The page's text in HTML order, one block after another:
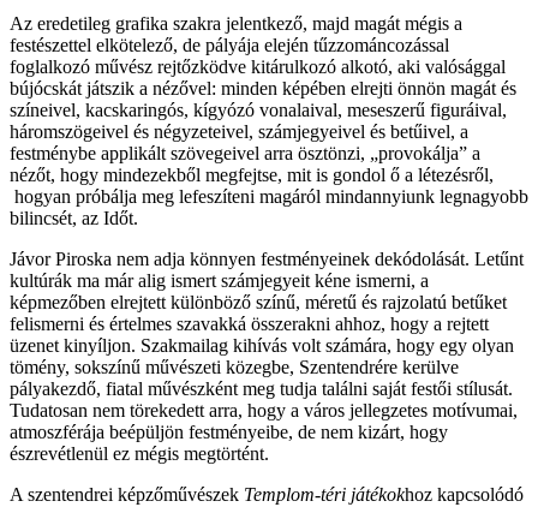
Az eredetileg grafika szakra jelentkező, majd magát mégis a
festészettel elkötelező, de pályája elején tűzzománcozással
foglalkozó művész rejtőzködve kitárulkozó alkotó, aki valósággal
bújócskát játszik a nézővel: minden képében elrejti önnön magát és
színeivel, kacskaringós, kígyózó vonalaival, meseszerű figuráival,
háromszögeivel és négyzeteivel, számjegyeivel és betűivel, a
festménybe applikált szövegeivel arra ösztönzi, „provokálja” a
nézőt, hogy mindezekből megfejtse, mit is gondol ő a létezésről,
hogyan próbálja meg lefeszíteni magáról mindannyiunk legnagyobb
bilincsét, az Időt.
Jávor Piroska nem adja könnyen festményeinek dekódolását. Letűnt
kultúrák ma már alig ismert számjegyeit kéne ismerni, a
képmezőben elrejtett különböző színű, méretű és rajzolatú betűket
felismerni és értelmes szavakká összerakni ahhoz, hogy a rejtett
üzenet kinyíljon. Szakmailag kihívás volt számára, hogy egy olyan
tömény, sokszínű művészeti közegbe, Szentendrére kerülve
pályakezdő, fiatal művészként meg tudja találni saját festői stílusát.
Tudatosan nem törekedett arra, hogy a város jellegzetes motívumai,
atmoszférája beépüljön festményeibe, de nem kizárt, hogy
észrevétlenül ez mégis megtörtént.
A szentendrei képzőművészek Templom-téri játékokhoz kapcsolódó